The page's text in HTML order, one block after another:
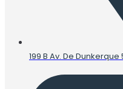
199 B Av. De Dunkerque